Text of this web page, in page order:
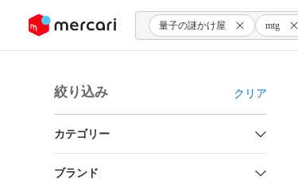
ツにスキップ 量子の謎かけ屋 mtg
絞り込み クリア
カテゴリー
ブランド